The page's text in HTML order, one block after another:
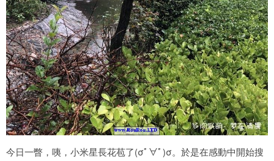
今日一瞥，咦，小米星長花苞了(σﾟ∀ﾟ)σ。於是在感動中開始搜